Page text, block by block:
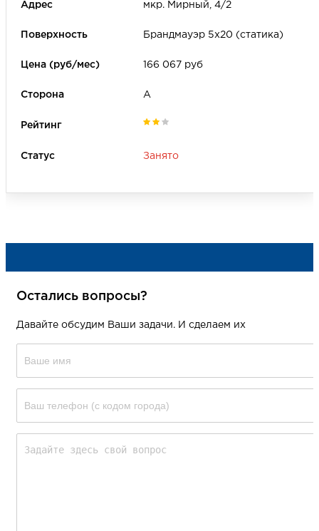
мкр. Мирный, 4/2
Брандмауэр 5х20 (статика)
166 067 руб
А
Занято
Остались вопросы?
Давайте обсудим Ваши задачи. И сделаем их